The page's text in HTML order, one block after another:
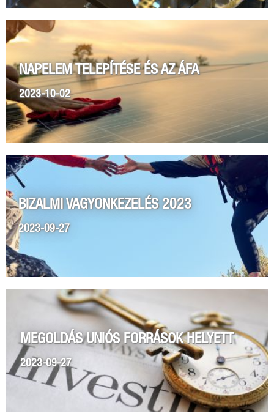
NAPELEM TELEPÍTÉSE ÉS AZ ÁFA
2023-10-02
BIZALMI VAGYONKEZELÉS 2023
2023-09-27
MEGOLDÁS UNIÓS FORRÁSOK HELYETT
2023-09-27